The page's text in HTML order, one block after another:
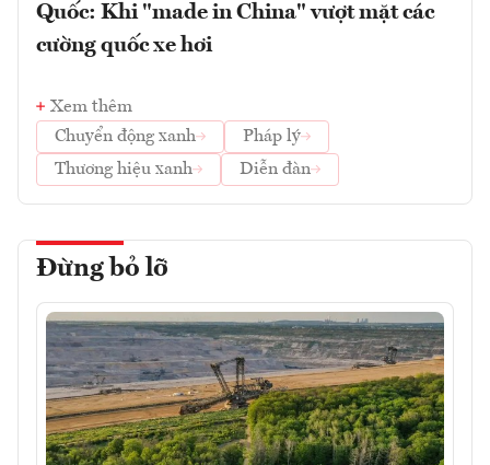
Quốc: Khi "made in China" vượt mặt các
cường quốc xe hơi
Xem thêm
Chuyển động xanh
Pháp lý
Thương hiệu xanh
Diễn đàn
Đừng bỏ lỡ